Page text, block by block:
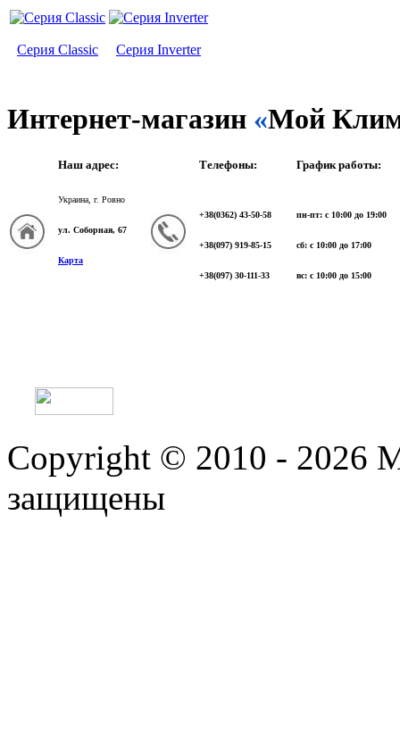
Серия Classic Серия Inverter
Интернет-магазин «Мой
Наш адрес: Телефоны: График работы:
Украина, г. Ровно
ул. Соборная, 67
Карта
+38(0362) 43-50-58
+38(097) 919-85-15
+38(097) 30-111-33
пн-пт: с 10:00 до 19:00
сб: с 10:00 до 17:00
вс: с 10:00 до 15:00
Copyright © 2010 - 2026
защищены